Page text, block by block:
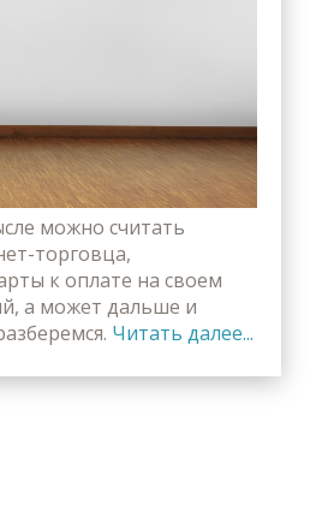
можно считать
торговца,
к оплате на своем
а может дальше и
Читать далее...